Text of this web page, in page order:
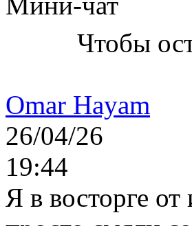
Чтобы
Omar Hayam
26/04/26
19:44
Я в восторге